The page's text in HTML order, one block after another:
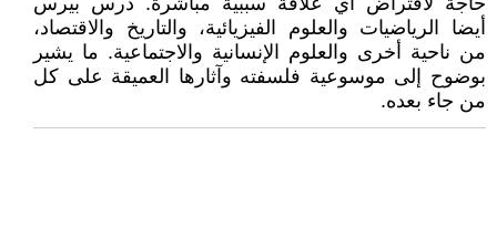
أيضا الرياضيات والعلوم الفيزيائية، والتاريخ والاقتصاد،
من ناحية أخرى والعلوم الإنسانية والاجتماعية. ما يشير
بوضوح إلى موسوعية فلسفته وآثارها العميقة على كل
من جاء بعده.